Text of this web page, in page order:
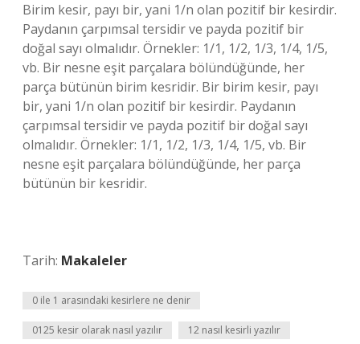
Birim kesir, payı bir, yani 1/n olan pozitif bir kesirdir.
Paydanın çarpımsal tersidir ve payda pozitif bir
doğal sayı olmalıdır. Örnekler: 1/1, 1/2, 1/3, 1/4, 1/5,
vb. Bir nesne eşit parçalara bölündüğünde, her
parça bütünün birim kesridir. Bir birim kesir, payı
bir, yani 1/n olan pozitif bir kesirdir. Paydanın
çarpımsal tersidir ve payda pozitif bir doğal sayı
olmalıdır. Örnekler: 1/1, 1/2, 1/3, 1/4, 1/5, vb. Bir
nesne eşit parçalara bölündüğünde, her parça
bütünün bir kesridir.
Tarih: Makaleler
0 ile 1 arasındaki kesirlere ne denir
0125 kesir olarak nasıl yazılır 12 nasıl kesirli yazılır